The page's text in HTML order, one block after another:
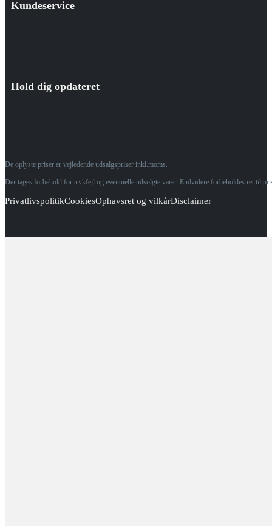
Kundeservice
Hold dig opdateret
De oplyste priser er vejledende udsalgspriser inkl.moms.
Der tages forbehold for trykfejl og eventuelle udsolgte varer. Endvidere forbeholdes ret til
PrivatlivspolitikCookiesOphavsret og vilkårDisclaimer